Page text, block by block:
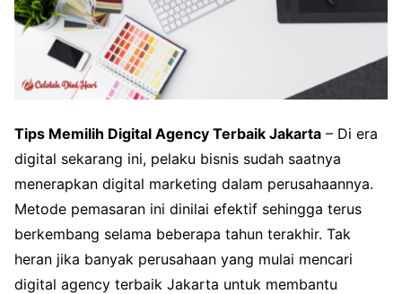
Tips Memilih Digital Agency Terbaik Jakarta – Di era
digital sekarang ini, pelaku bisnis sudah saatnya
menerapkan digital marketing dalam perusahaannya.
Metode pemasaran ini dinilai efektif sehingga terus
berkembang selama beberapa tahun terakhir. Tak
heran jika banyak perusahaan yang mulai mencari
digital agency terbaik Jakarta untuk membantu